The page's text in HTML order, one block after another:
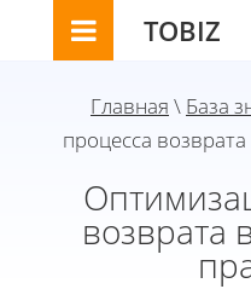
TOBIZ
Главная \ База
процесса
возврата